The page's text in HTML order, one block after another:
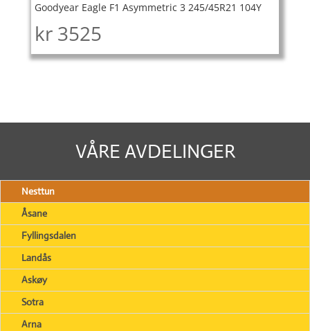
Goodyear Eagle F1 Asymmetric 3 245/45R21 104Y
kr 3525
VÅRE AVDELINGER
Nesttun
Åsane
Fyllingsdalen
Landås
Askøy
Sotra
Arna